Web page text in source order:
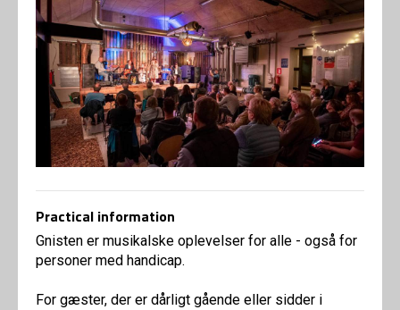
About us
Contributors
Contact us
Privacy
SHOP
Practical information
Gnisten er musikalske oplevelser for alle - også for
personer med handicap.
For gæster, der er dårligt gående eller sidder i